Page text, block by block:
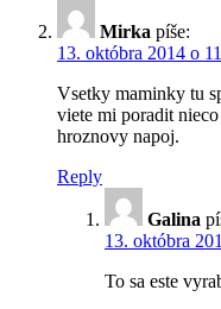
Mirka píše:
13. októbra 2014 o
Vsetky maminky tu
viete mi poradit
hroznovy napoj.
Reply
Galina
13. októbra
To sa este